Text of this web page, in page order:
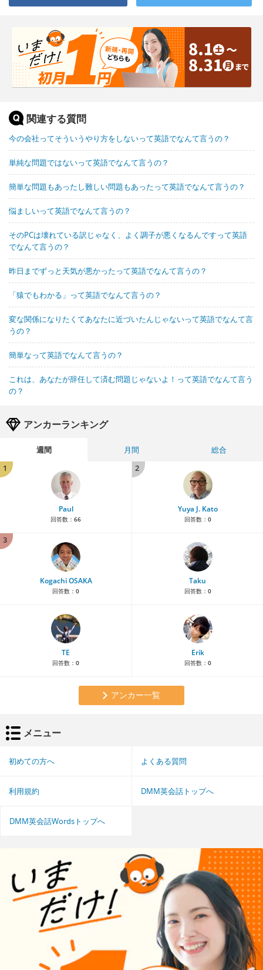
関連する質問
今の会社ってそういうやり方をしないって英語でなんて言うの？
単純な問題ではないって英語でなんて言うの？
簡単な問題もあったし難しい問題もあったって英語でなんて言うの？
悩ましいって英語でなんて言うの？
そのPCは壊れている訳じゃなく、よく調子が悪くなるんですって英語
でなんて言うの？
昨日までずっと天気が悪かったって英語でなんて言うの？
「猿でもわかる」って英語でなんて言うの？
変な関係になりたくてあなたに近づいたんじゃないって英語でなんて言
うの？
簡単なって英語でなんて言うの？
これは、あなたが辞任して済む問題じゃないよ！って英語でなんて言う
の？
アンカーランキング
週間 月間
総合
1
Paul
回答数： 66
2
Yuya J. Kato
回答数： 0
3
Kogachi OSAKA
回答数： 0
Taku
回答数： 0
TE
回答数： 0
Erik
回答数： 0
アンカー一覧
メニュー
初めての方へ よくある質問
利用規約 DMM英会話トップへ
DMM英会話Wordsトップへ